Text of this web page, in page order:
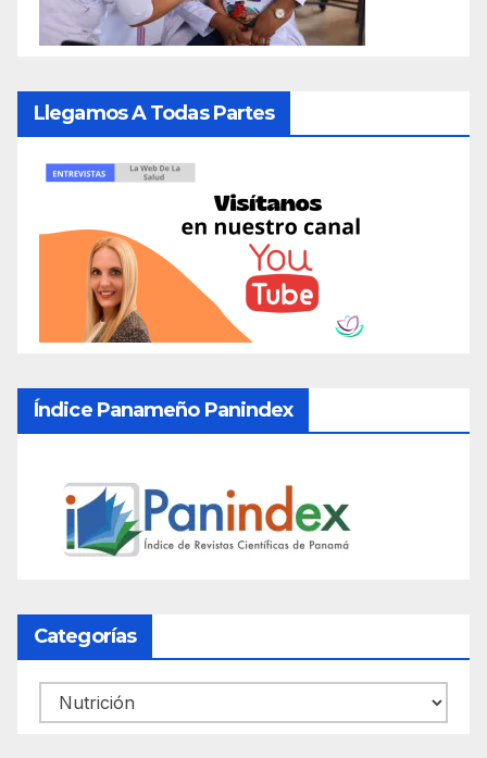
Llegamos A Todas Partes
Índice Panameño Panindex
Categorías
Categorías